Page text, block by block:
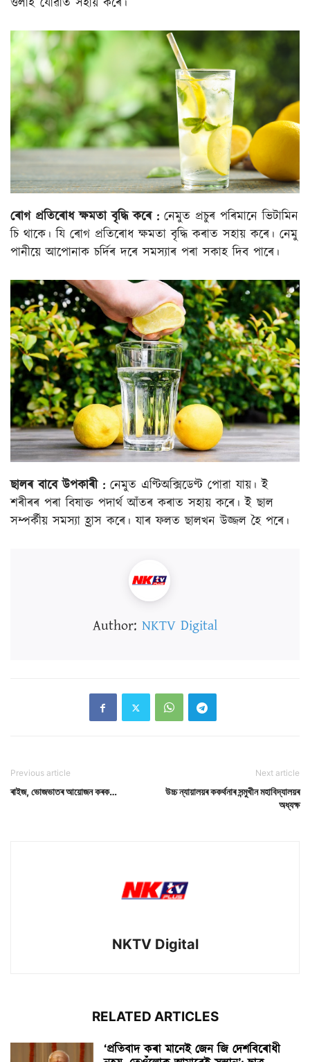
ওলাই যোৱাত সহায় কৰে।
ৰোগ প্ৰতিৰোধ ক্ষমতা বৃদ্ধি কৰে : নেমুত প্ৰচুৰ পৰিমানে ভিটামিন
চি থাকে। যি ৰোগ প্ৰতিৰোধ ক্ষমতা বৃদ্ধি কৰাত সহায় কৰে। নেমু
পানীয়ে আপোনাক চৰ্দিৰ দৰে সমস্যাৰ পৰা সকাহ দিব পাৰে।
ছালৰ বাবে উপকাৰী : নেমুত এণ্টিঅক্সিডেণ্ট পোৱা যায়। ই
শৰীৰৰ পৰা বিষাক্ত পদাৰ্থ আঁতৰ কৰাত সহায় কৰে। ই ছাল
সম্পৰ্কীয় সমস্যা হ্ৰাস কৰে। যাৰ ফলত ছালখন উজ্জল হৈ পৰে।
Author: NKTV Digital
Previous article
ৰাইজ, ভোজভাতৰ আয়োজন কৰক…
Next article
উচ্চ ন্যায়ালয়ৰ ককৰ্থনাৰ সন্মুখীন মহাবিদ্যালয়ৰ
অধ্যক্ষ
NKTV Digital
RELATED ARTICLES
‘প্ৰতিবাদ কৰা মানেই জেন জি দেশবিৰোধী